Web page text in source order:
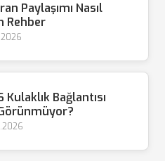
Paylaşımı Nasıl
Rehber
Bağlantısı